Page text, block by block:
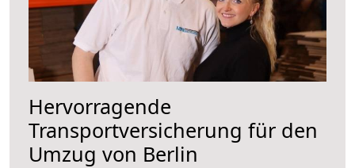
Hervorragende
Transportversicherung für den
Umzug von Berlin